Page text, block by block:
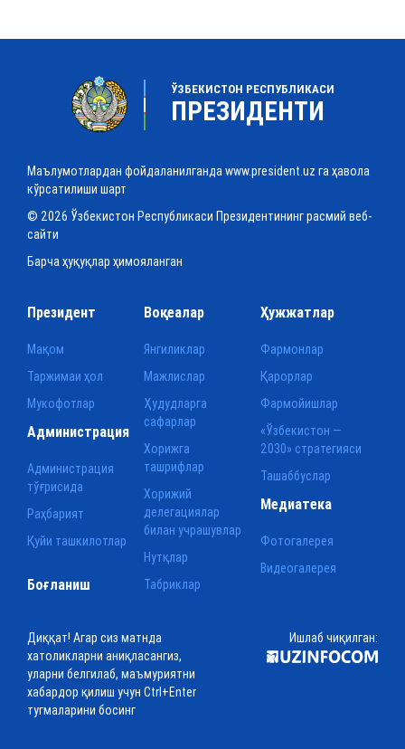
ЎЗБЕКИСТОН РЕСПУБЛИКАСИ
ПРЕЗИДЕНТИ
Маълумотлардан фойдаланилганда www.president.uz га ҳавола
кўрсатилиши шарт
© 2026 Ўзбекистон Республикаси Президентининг расмий веб-
сайти
Барча ҳуқуқлар ҳимояланган
Президент
Мақом
Таржимаи ҳол
Мукофотлар
Воқеалар
Янгиликлар
Мажлислар
Ҳудудларга
сафарлар
Хорижга
ташрифлар
Хорижий
делегациялар
билан учрашувлар
Нутқлар
Табриклар
Ҳужжатлар
Фармонлар
Қарорлар
Фармойишлар
«Ўзбекистон —
2030» стратегияси
Ташаббуслар
Администрация
Администрация
тўғрисида
Раҳбарият
Қуйи ташкилотлар
Медиатека
Фотогалерея
Видеогалерея
Боғланиш
Диққат! Агар сиз матнда
хатоликларни аниқласангиз,
уларни белгилаб, маъмуриятни
хабардор қилиш учун Ctrl+Enter
тугмаларини босинг
Ишлаб чиқилган: